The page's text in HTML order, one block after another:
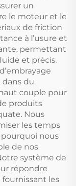
un
le moteur et le
de friction
à l’usure et
permettant
et précis.
du
couple pour
produits
Nous
les temps
pourquoi nous
de nos
système de
répondre
les